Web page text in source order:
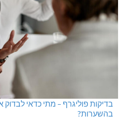
בדיקות פוליגרף – מתי כדאי
בהשערות?